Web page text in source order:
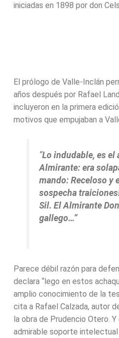
iniciadas en 1898 por don
El prólogo de Valle-Inclán
años después por Rafael
incluyeron en la primera
motivos que empujaban a
“Lo indudable, es el
Almirante: era
mando: Receloso y
sospecha
Sil. El Almirante
gallego…”
Parece débil razón para
declara “lego en estos
amplio conocimiento de la
cita a Rafael Calzada, autor
la obra de Prudencio Otero.
admirable soporte